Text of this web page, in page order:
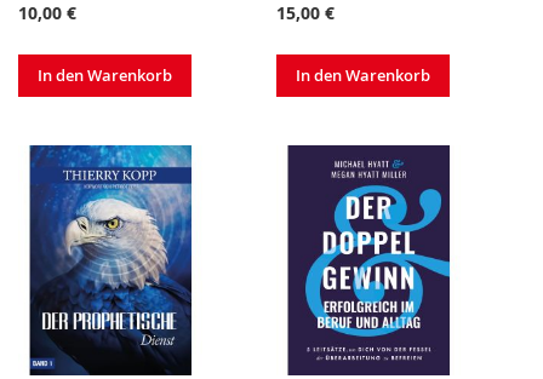
10,00 €
In den Warenkorb
15,00 €
In den Warenkorb